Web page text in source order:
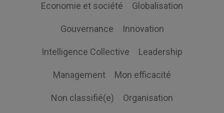
Economie et société Globalisation
Gouvernance Innovation
Intelligence Collective Leadership
Management Mon efficacité
Non classifié(e) Organisation